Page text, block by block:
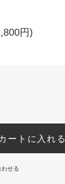
円)
ートに入れる
せる